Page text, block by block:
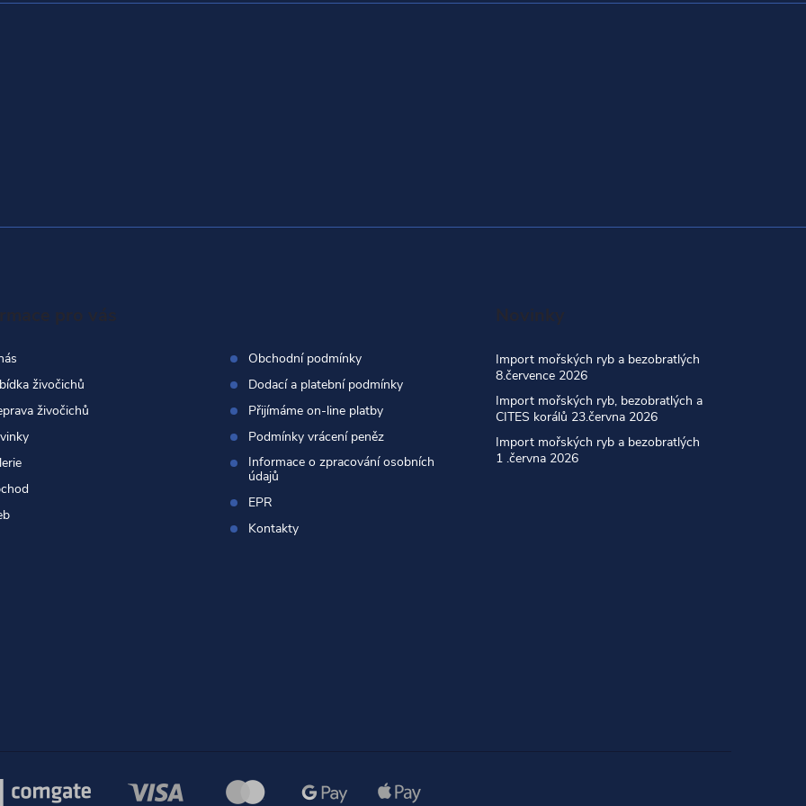
živočichů
živočichů
Obchodní podmínky
Dodací a platební podmínky
Přijímáme on-line platby
Podmínky vrácení peněz
Informace o zpracování osobních
údajů
EPR
Kontakty
Import mořských ryb a bezobratlých
8.července 2026
Import mořských ryb, bezobratlých a
CITES korálů 23.června 2026
Import mořských ryb a bezobratlých
1 .června 2026